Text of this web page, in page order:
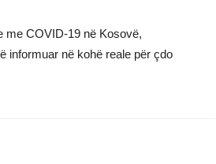
me COVID-19 në Kosovë,
informuar në kohë reale për çdo